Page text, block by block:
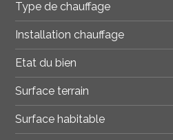
Type de chauffage
Installation chauffage
Etat du bien
Surface terrain
Surface habitable